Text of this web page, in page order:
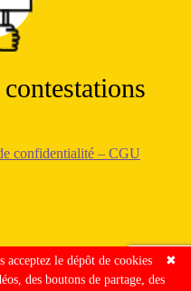
confidentialité – CGU
✖
le dépôt de cookies
des boutons de partage, des